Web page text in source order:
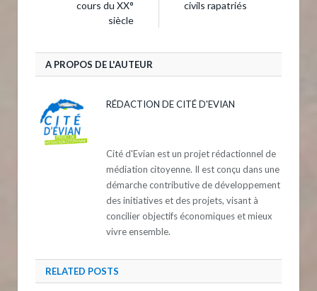
cours du XX°
siècle
civils rapatriés
A PROPOS DE L'AUTEUR
RÉDACTION DE CITÉ D'EVIAN
Cité d'Evian est un projet rédactionnel de
médiation citoyenne. Il est conçu dans une
démarche contributive de développement
des initiatives et des projets, visant à
concilier objectifs économiques et mieux
vivre ensemble.
RELATED POSTS